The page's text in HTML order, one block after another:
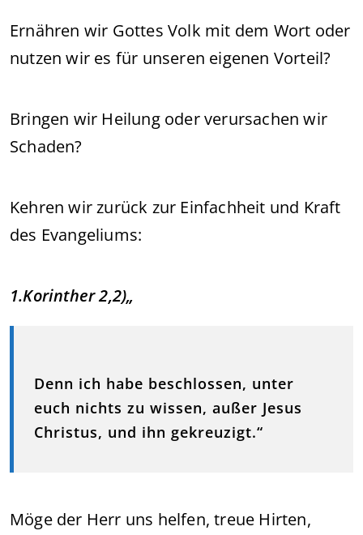
Ernähren wir Gottes Volk mit dem Wort oder
nutzen wir es für unseren eigenen Vorteil?
Bringen wir Heilung oder verursachen wir
Schaden?
Kehren wir zurück zur Einfachheit und Kraft
des Evangeliums:
1.Korinther 2,2)„
Denn ich habe beschlossen, unter
euch nichts zu wissen, außer Jesus
Christus, und ihn gekreuzigt.“
Möge der Herr uns helfen, treue Hirten,